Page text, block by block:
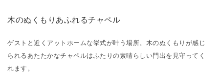
木のぬくもりあふれるチャペル
ゲストと近くアットホームな挙式が叶う場所。木のぬくもりが感じ
られるあたたかなチャペルはふたりの素晴らしい門出を見守ってく
れます。